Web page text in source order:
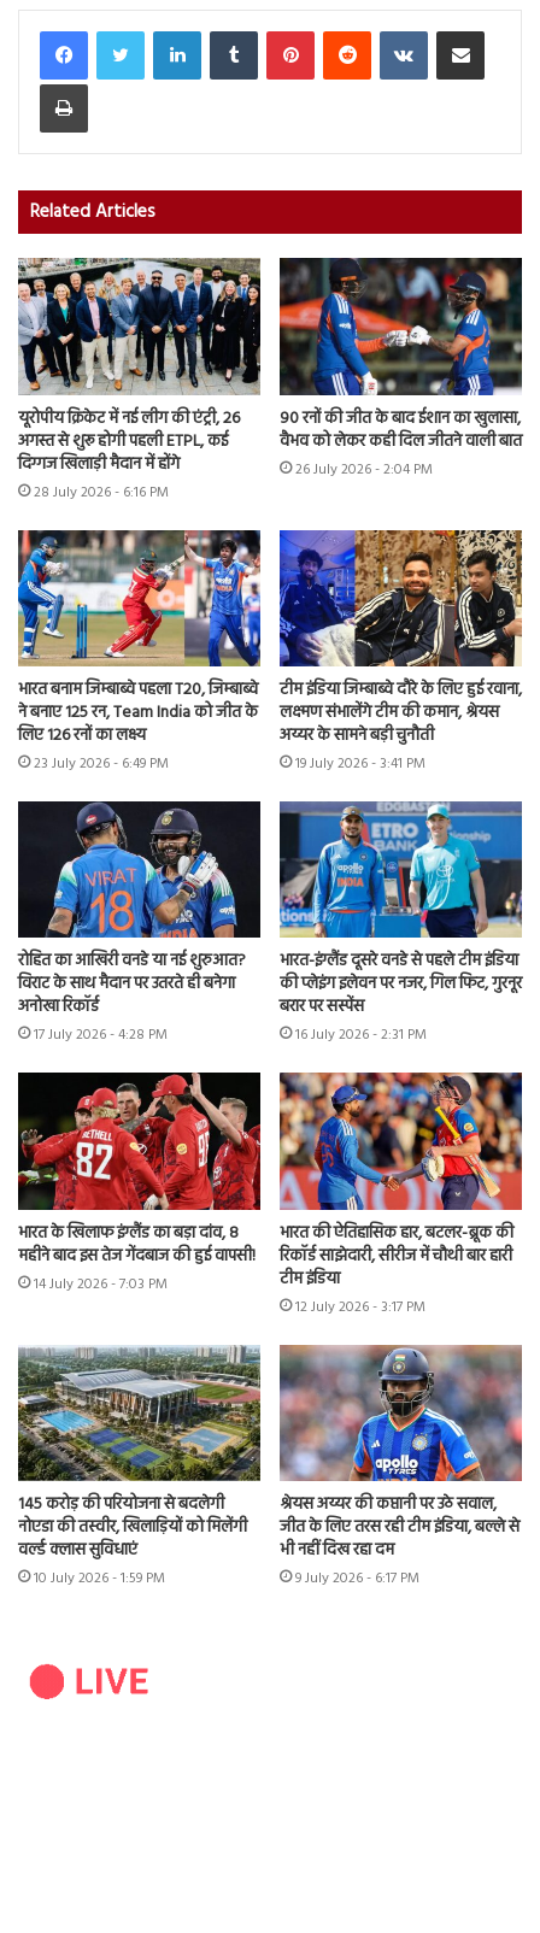
LinkedInTumblr PinterestReddit VKontakteShare via Email
Print
Related Articles
यूरोपीय क्रिकेट में नई लीग की एंट्री, 26
अगस्त से शुरू होगी पहली ETPL, कई
दिग्गज खिलाड़ी मैदान में होंगे
28 July 2026 - 6:16 PM
90 रनों की जीत के बाद ईशान का खुलासा,
वैभव को लेकर कही दिल जीतने वाली बात
26 July 2026 - 2:04 PM
भारत बनाम जिम्बाब्वे पहला T20, जिम्बाब्वे
ने बनाए 125 रन, Team India को जीत के
लिए 126 रनों का लक्ष्य
23 July 2026 - 6:49 PM
टीम इंडिया जिम्बाब्वे दौरे के लिए हुई रवाना,
लक्ष्मण संभालेंगे टीम की कमान, श्रेयस
अय्यर के सामने बड़ी चुनौती
19 July 2026 - 3:41 PM
रोहित का आखिरी वनडे या नई शुरुआत?
विराट के साथ मैदान पर उतरते ही बनेगा
अनोखा रिकॉर्ड
17 July 2026 - 4:28 PM
भारत-इंग्लैंड दूसरे वनडे से पहले टीम इंडिया
की प्लेइंग इलेवन पर नजर, गिल फिट, गुरनूर
बरार पर सस्पेंस
16 July 2026 - 2:31 PM
भारत के खिलाफ इंग्लैंड का बड़ा दांव, 8
महीने बाद इस तेज गेंदबाज की हुई वापसी!
14 July 2026 - 7:03 PM
भारत की ऐतिहासिक हार, बटलर-ब्रूक की
रिकॉर्ड साझेदारी, सीरीज में चौथी बार हारी
टीम इंडिया
12 July 2026 - 3:17 PM
145 करोड़ की परियोजना से बदलेगी
नोएडा की तस्वीर, खिलाड़ियों को मिलेंगी
वर्ल्ड क्लास सुविधाएं
10 July 2026 - 1:59 PM
श्रेयस अय्यर की कप्तानी पर उठे सवाल,
जीत के लिए तरस रही टीम इंडिया, बल्ले से
भी नहीं दिख रहा दम
9 July 2026 - 6:17 PM